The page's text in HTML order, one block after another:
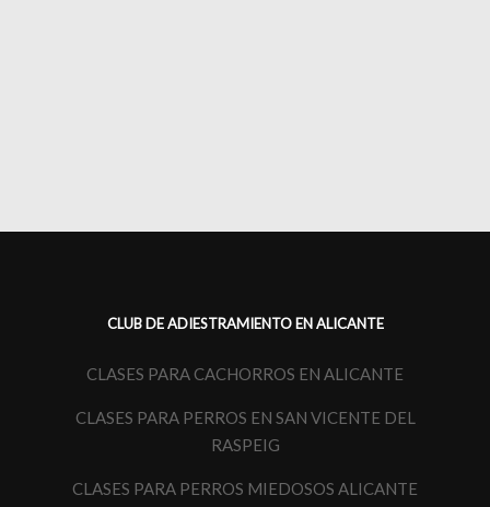
CLUB DE ADIESTRAMIENTO EN ALICANTE
CLASES PARA CACHORROS EN ALICANTE
CLASES PARA PERROS EN SAN VICENTE DEL
RASPEIG
CLASES PARA PERROS MIEDOSOS ALICANTE